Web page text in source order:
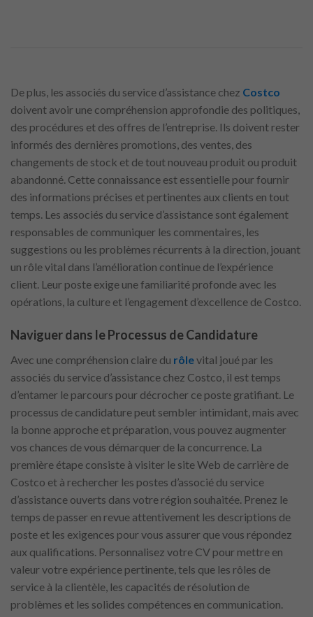
De plus, les associés du service d’assistance chez Costco
doivent avoir une compréhension approfondie des politiques,
des procédures et des offres de l’entreprise. Ils doivent rester
informés des dernières promotions, des ventes, des
changements de stock et de tout nouveau produit ou produit
abandonné. Cette connaissance est essentielle pour fournir
des informations précises et pertinentes aux clients en tout
temps. Les associés du service d’assistance sont également
responsables de communiquer les commentaires, les
suggestions ou les problèmes récurrents à la direction, jouant
un rôle vital dans l’amélioration continue de l’expérience
client. Leur poste exige une familiarité profonde avec les
opérations, la culture et l’engagement d’excellence de Costco.
Naviguer dans le Processus de Candidature
Avec une compréhension claire du rôlevital joué par les
associés du service d’assistance chez Costco, il est temps
d’entamer le parcours pour décrocher ce poste gratifiant. Le
processus de candidature peut sembler intimidant, mais avec
la bonne approche et préparation, vous pouvez augmenter
vos chances de vous démarquer de la concurrence. La
première étape consiste à visiter le site Web de carrière de
Costco et à rechercher les postes d’associé du service
d’assistance ouverts dans votre région souhaitée. Prenez le
temps de passer en revue attentivement les descriptions de
poste et les exigences pour vous assurer que vous répondez
aux qualifications. Personnalisez votre CV pour mettre en
valeur votre expérience pertinente, tels que les rôles de
service à la clientèle, les capacités de résolution de
problèmes et les solides compétences en communication.